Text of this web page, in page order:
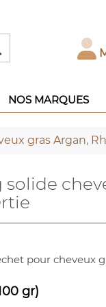
NOS MARQUES
gras Argan,
pour cheveux
gr)